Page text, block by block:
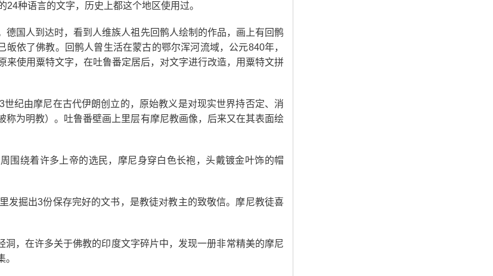
种语言的文字，历史上都这个地区使用过。
国人到达时，看到人维族人祖先回鹘人绘制的作品，画上有回鹘
依了佛教。回鹘人曾生活在蒙古的鄂尔浑河流域，公元840年，
使用粟特文字，在吐鲁番定居后，对文字进行改造，用粟特文拼
纪由摩尼在古代伊朗创立的，原始教义是对现实世界持否定、消
为明教）。吐鲁番壁画上里层有摩尼教画像，后来又在其表面绘
围绕着许多上帝的选民，摩尼身穿白色长袍，头戴镀金叶饰的帽
发掘出3份保存完好的文书，是教徒对教主的致敬信。摩尼教徒喜
，在许多关于佛教的印度文字碎片中，发现一册非常精美的摩尼